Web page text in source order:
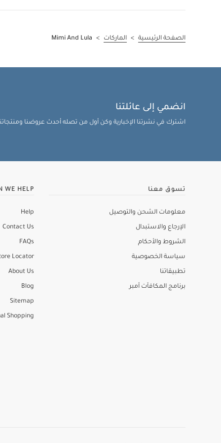
متوفر للاستلام من المتجر (3)
الصفحة الرئيسية > الماركات >
Mimi And Lula
انضمي إلى عائلتنا
اشترك في نشرتنا الإخبارية وكن أول من تصله أحدث عروضنا
تسوق معنا
معلومات الشحن والتوصيل
الإرجاع والاستبدال
الشروط والأحكام
سياسة الخصوصية
تطبيقاتنا
برنامج المكافآت أمبر
WE HELP
Help
Contact Us
FAQs
Locator
About Us
Blog
Sitemap
Shopping